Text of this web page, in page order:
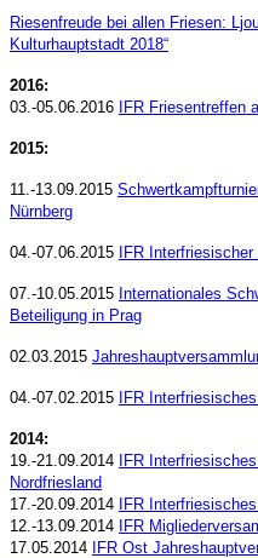
Riesenfreude bei allen Friesen:
Kulturhauptstadt 2018“
2016:
03.-05.06.2016 IFR Friesentreffen
2015:
11.-13.09.2015
Nürnberg
04.-07.06.2015 IFR
07.-10.05.2015 Internationales
Beteiligung in Prag
02.03.2015
04.-07.02.2015 IFR
2014:
19.-21.09.2014 IFR
Nordfriesland
17.-20.09.2014 IFR
12.-13.09.2014 IFR
17.05.2014 IFR Ost